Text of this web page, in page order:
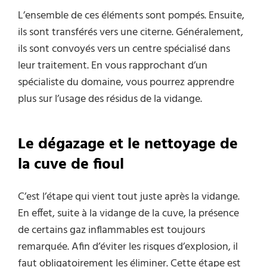
L’ensemble de ces éléments sont pompés. Ensuite,
ils sont transférés vers une citerne. Généralement,
ils sont convoyés vers un centre spécialisé dans
leur traitement. En vous rapprochant d’un
spécialiste du domaine, vous pourrez apprendre
plus sur l’usage des résidus de la vidange.
Le dégazage et le nettoyage de
la cuve de fioul
C’est l’étape qui vient tout juste après la vidange.
En effet, suite à la vidange de la cuve, la présence
de certains gaz inflammables est toujours
remarquée. Afin d’éviter les risques d’explosion, il